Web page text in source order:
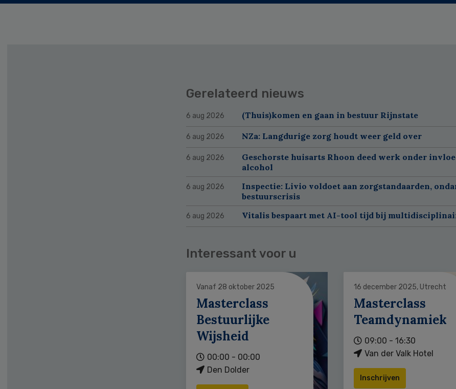
Gerelateerd nieuws
6 aug 2026 (Thuis)komen en gaan in bestuur Rijnstate
6 aug 2026 NZa: Langdurige zorg houdt weer geld over
6 aug 2026
Geschorste huisarts Rhoon deed werk onder
alcohol
6 aug 2026
Inspectie: Livio voldoet aan zorgstandaarden,
bestuurscrisis
6 aug 2026 Vitalis bespaart met AI-tool tijd bij
Interessant voor u
Vanaf 28 oktober 2025
Masterclass
Bestuurlijke
Wijsheid
00:00 - 00:00
Den Dolder
16 december 2025, Utrecht
Masterclass
Teamdynamiek
09:00 - 16:30
Van der Valk Hotel
Inschrijven